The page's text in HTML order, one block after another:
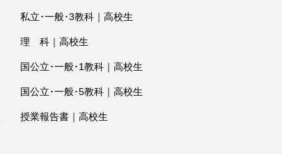
私立･一般･3教科｜高校生
理 科｜高校生
国公立･一般･1教科｜高校生
国公立･一般･5教科｜高校生
授業報告書｜高校生